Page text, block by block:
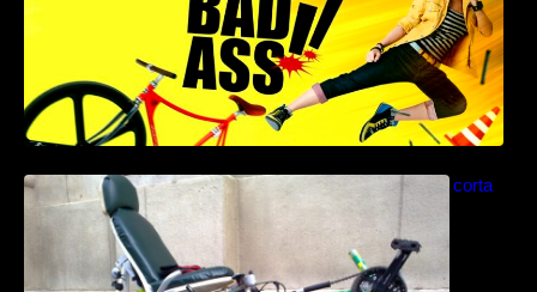
Como construir una bicicleta reclinada corta
paso a paso